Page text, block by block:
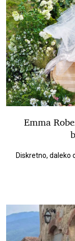
Emma
Diskretno, daleko